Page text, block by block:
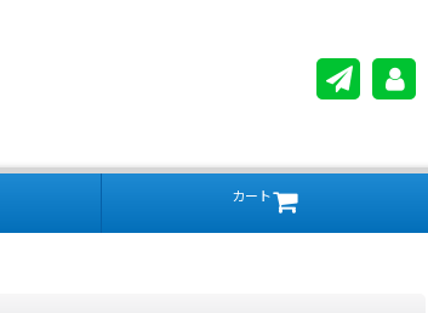
カート